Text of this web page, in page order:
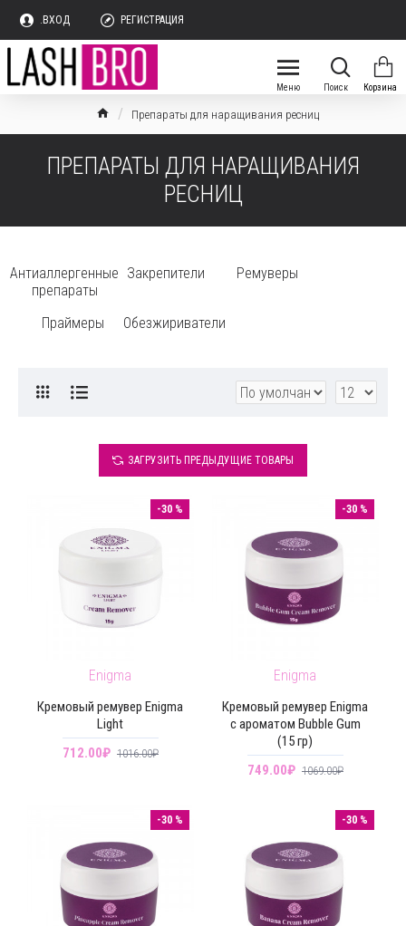
.ВХОД РЕГИСТРАЦИЯ
Препараты для наращивания ресниц
ПРЕПАРАТЫ ДЛЯ НАРАЩИВАНИЯ
РЕСНИЦ
Антиаллергенные
препараты
Закрепители Ремуверы
Праймеры Обезжириватели
ЗАГРУЗИТЬ ПРЕДЫДУЩИЕ ТОВАРЫ
-30 %
Enigma
Кремовый ремувер Enigma
Light
712.00₽ 1016.00₽
-30 %
Enigma
Кремовый ремувер Enigma
с ароматом Bubble Gum
(15 гр)
749.00₽ 1069.00₽
-30 % -30 %